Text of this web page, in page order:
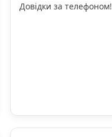
Довідки за телефоном!